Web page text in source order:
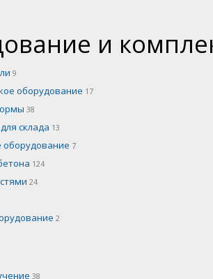
и
9
оборудование 17
38
склада 13
оборудование 7
124
24
2
38